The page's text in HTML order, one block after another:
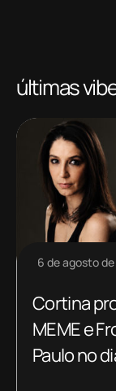
últimas
6 de agosto
Cortina
MEME e
Paulo no